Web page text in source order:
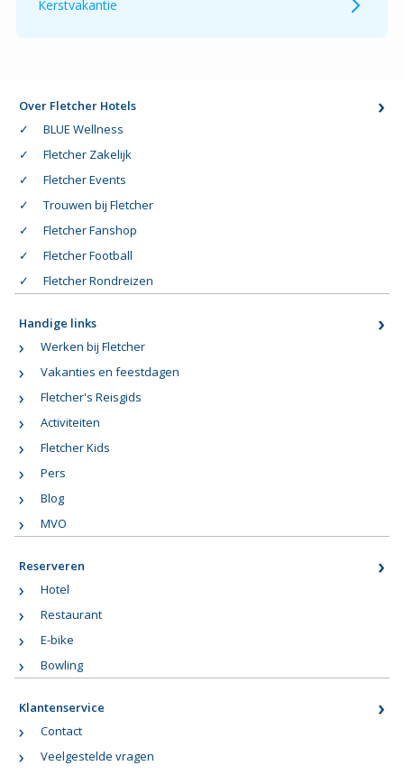
Kerstvakantie
Over Fletcher Hotels
BLUE Wellness
Fletcher Zakelijk
Fletcher Events
Trouwen bij Fletcher
Fletcher Fanshop
Fletcher Football
Fletcher Rondreizen
Handige links
Werken bij Fletcher
Vakanties en feestdagen
Fletcher's Reisgids
Activiteiten
Fletcher Kids
Pers
Blog
MVO
Reserveren
Hotel
Restaurant
E-bike
Bowling
Klantenservice
Contact
Veelgestelde vragen